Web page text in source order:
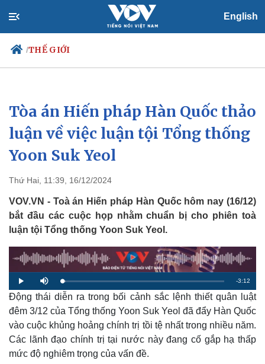
English
/THẾ GIỚI
Chính trị
Đảng
Tổ chức nhân sự
Quốc hội
Xã hội
Tin 24h
Dự báo thời tiết
Tòa án Hiến pháp Hàn Quốc thảo
luận về việc luận tội Tổng thống
Yoon Suk Yeol
Thứ Hai, 11:39, 16/12/2024
VOV.VN - Toà án Hiến pháp Hàn Quốc hôm nay (16/12)
bắt đầu các cuộc họp nhằm chuẩn bị cho phiên toà
luận tội Tổng thống Yoon Suk Yeol.
P
l
a
y
M
u
t
e
L
o
a
d
d
2
.
1
3
%
R
e
m
-3:12
Động thái diễn ra trong bối cảnh sắc lệnh thiết quân luật
đêm 3/12 của Tổng thống Yoon Suk Yeol đã đẩy Hàn Quốc
vào cuộc khủng hoảng chính trị tồi tệ nhất trong nhiều năm.
Các lãnh đạo chính trị tại nước này đang cố gắp hạ thấp
mức độ nghiêm trọng của vấn đề.